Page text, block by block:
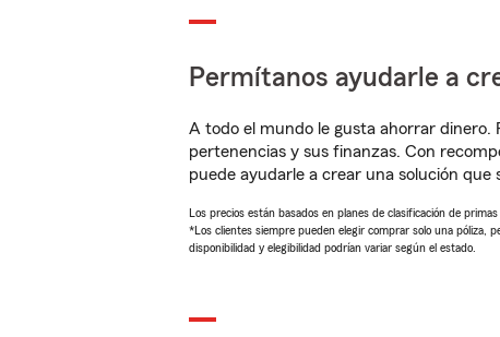
Permítanos ayudarle a
A todo el mundo le gusta ahorrar dinero.
pertenencias y sus finanzas. Con
puede ayudarle a crear una solución que
Los precios están basados en planes de clasificación de
*Los clientes siempre pueden elegir comprar solo una póliza,
disponibilidad y elegibilidad podrían variar según el estado.